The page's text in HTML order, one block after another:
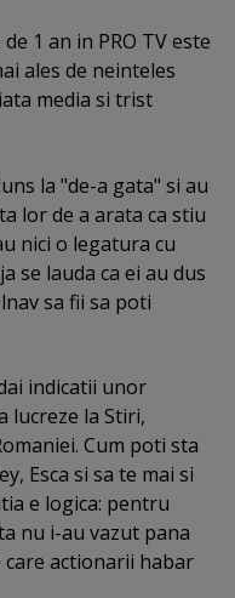
1 an in PRO TV este
ales de neinteles
media si trist
la "de-a gata" si au
lor de a arata ca stiu
nici o legatura cu
se lauda ca ei au dus
sa fii sa poti
indicatii unor
lucreze la Stiri,
Cum poti sta
Esca si sa te mai si
e logica: pentru
nu i-au vazut pana
actionarii habar